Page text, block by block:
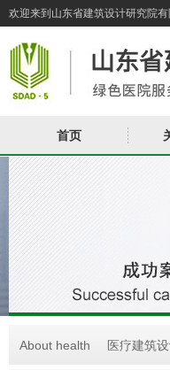
欢迎来到山东省建筑设计研究院
首页
About health 医疗建筑